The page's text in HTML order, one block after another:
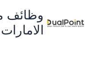
وظائف
الامارات